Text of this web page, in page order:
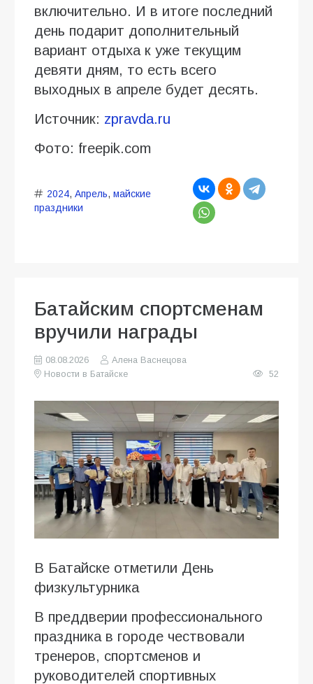
включительно. И в итоге последний
день подарит дополнительный
вариант отдыха к уже текущим
девяти дням, то есть всего
выходных в апреле будет десять.
Источник: zpravda.ru
Фото: freepik.com
2024, Апрель, майские
праздники
Батайским спортсменам
вручили награды
08.08.2026
Алена Васнецова
Новости в Батайске
52
В Батайске отметили День
физкультурника
В преддверии профессионального
праздника в городе чествовали
тренеров, спортсменов и
руководителей спортивных